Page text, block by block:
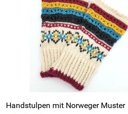
Handstulpen mit Norweger Muster